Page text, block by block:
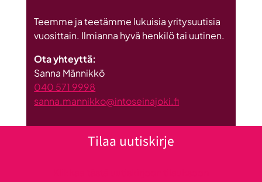
Teemme ja teetämme lukuisia yritysuutisia
vuosittain. Ilmianna hyvä henkilö tai uutinen.
Ota yhteyttä:
Sanna Männikkö
040 571 9998
sanna.mannikko@intoseinajoki.fi
Tilaa uutiskirje